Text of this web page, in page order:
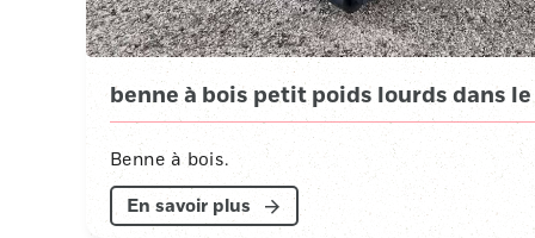
benne à bois petit poids lourds dans le
Benne à bois.
En savoir plus